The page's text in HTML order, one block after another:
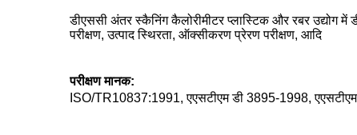
डीएससी अंतर स्कैनिंग कैलोरीमीटर प्लास्टिक और रबर उद्योग
परीक्षण, उत्पाद स्थिरता, ऑक्सीकरण प्रेरण परीक्षण, आदि
परीक्षण मानक:
ISO/TR10837:1991, एएसटीएम डी 3895-1998,